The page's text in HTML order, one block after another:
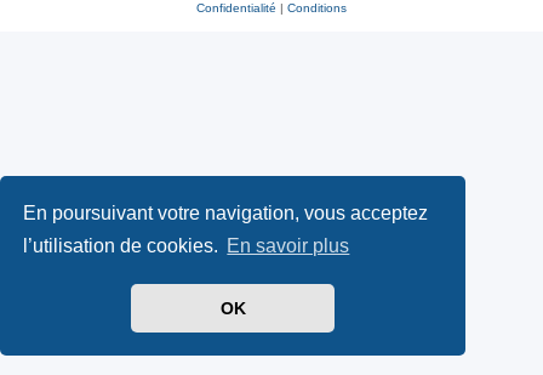
En poursuivant votre navigation, vous acceptez
l’utilisation de cookies. En savoir plus
OK
Confidentialité | Conditions